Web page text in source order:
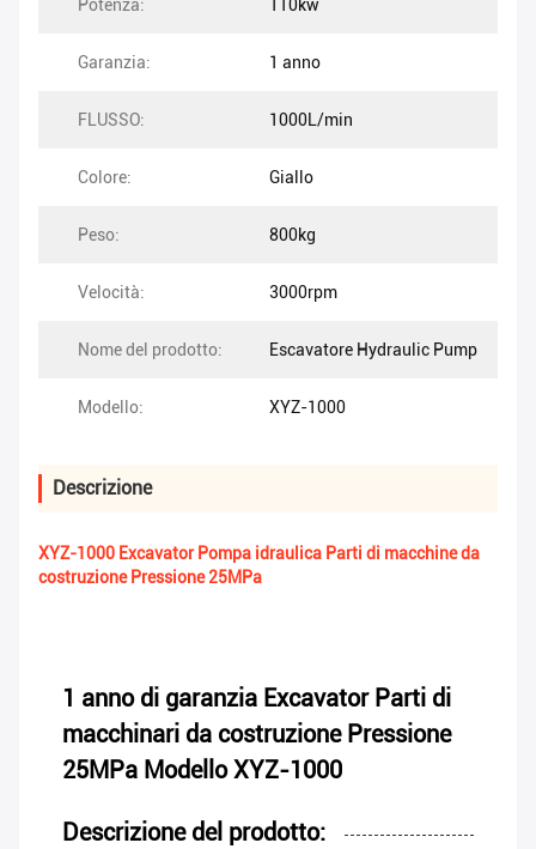
Potenza: 110kw
Garanzia: 1 anno
FLUSSO: 1000L/min
Colore: Giallo
Peso: 800kg
Velocità: 3000rpm
Nome del prodotto: Escavatore Hydraulic Pump
Modello: XYZ-1000
Descrizione
XYZ-1000 Excavator Pompa idraulica Parti di macchine da
costruzione Pressione 25MPa
1 anno di garanzia Excavator Parti di
macchinari da costruzione Pressione
25MPa Modello XYZ-1000
Descrizione del prodotto: